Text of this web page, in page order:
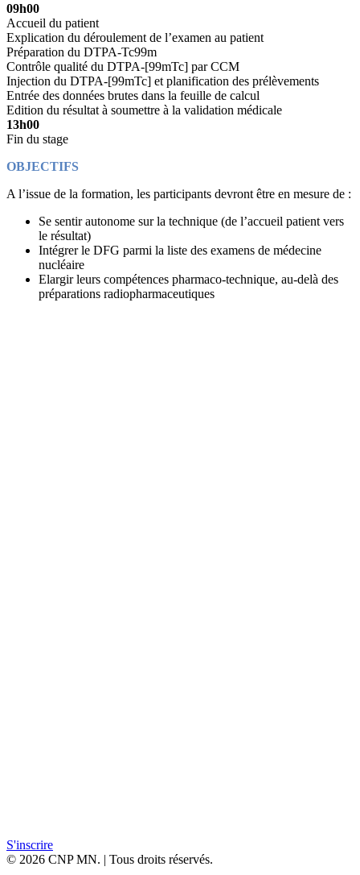
09h00
Accueil du patient
Explication du déroulement de l’examen au patient
Préparation du DTPA-Tc99m
Contrôle qualité du DTPA-[99mTc] par CCM
Injection du DTPA-[99mTc] et planification des prélèvements
Entrée des données brutes dans la feuille de calcul
Edition du résultat à soumettre à la validation médicale
13h00
Fin du stage
OBJECTIFS
A l’issue de la formation, les participants devront être en mesure de :
Se sentir autonome sur la technique (de l’accueil patient vers
le résultat)
Intégrer le DFG parmi la liste des examens de médecine
nucléaire
Elargir leurs compétences pharmaco-technique, au-delà des
préparations radiopharmaceutiques
S'inscrire
© 2026 CNP MN. | Tous droits réservés.